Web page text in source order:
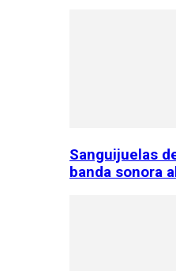
Sanguijuelas
banda sonora